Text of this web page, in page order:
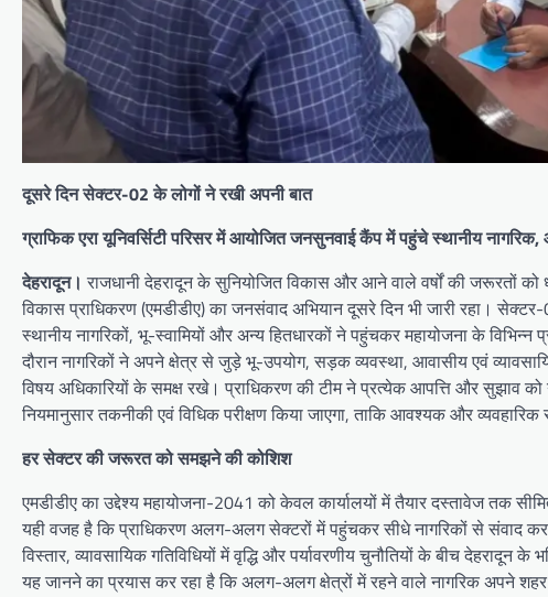
दूसरे दिन सेक्टर-02 के लोगों ने रखी अपनी बात
ग्राफिक एरा यूनिवर्सिटी परिसर में आयोजित जनसुनवाई कैंप में पहुंचे स्थानीय नागरिक,
देहरादून। राजधानी देहरादून के सुनियोजित विकास और आने वाले वर्षों की जरूरतों
विकास प्राधिकरण (एमडीडीए) का जनसंवाद अभियान दूसरे दिन भी जारी रहा।
स्थानीय नागरिकों, भू-स्वामियों और अन्य हितधारकों ने पहुंचकर महायोजना के
दौरान नागरिकों ने अपने क्षेत्र से जुड़े भू-उपयोग, सड़क व्यवस्था, आवासीय एवं
विषय अधिकारियों के समक्ष रखे। प्राधिकरण की टीम ने प्रत्येक आपत्ति और सुझाव
नियमानुसार तकनीकी एवं विधिक परीक्षण किया जाएगा, ताकि आवश्यक और
हर सेक्टर की जरूरत को समझने की कोशिश
एमडीडीए का उद्देश्य महायोजना-2041 को केवल कार्यालयों में तैयार दस्तावेज तक
यही वजह है कि प्राधिकरण अलग-अलग सेक्टरों में पहुंचकर सीधे नागरिकों से संवाद कर
विस्तार, व्यावसायिक गतिविधियों में वृद्धि और पर्यावरणीय चुनौतियों के बीच
यह जानने का प्रयास कर रहा है कि अलग-अलग क्षेत्रों में रहने वाले नागरिक अपने